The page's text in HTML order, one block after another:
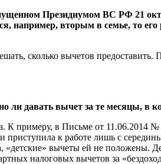
Президиумом ВС РФ 21
например, вторым в семье, то
сколько вычетов
ли давать вычет за те месяцы, в
примеру, в Письме от 11.06.2014
приступила к работе лишь с
вычеты ей не положены.
налоговых вычетов за